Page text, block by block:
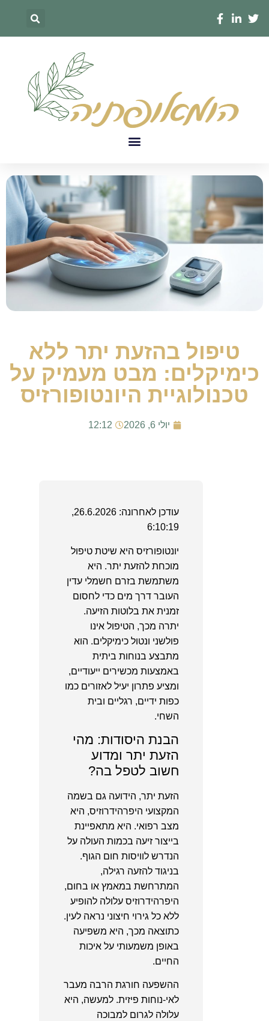
טיפול בהזעת יתר ללא
כימיקלים: מבט מעמיק על
טכנולוגיית היונטופורזיס
יולי 6, 2026 12:12
עודכן לאחרונה: 26.6.2026,
6:10:19
יונטופורזיס היא שיטת טיפול
מוכחת להזעת יתר. היא
משתמשת בזרם חשמלי עדין
העובר דרך מים כדי לחסום
זמנית את בלוטות הזיעה.
יתרה מכך, הטיפול אינו
פולשני ונטול כימיקלים. הוא
מתבצע בנוחות ביתית
באמצעות מכשירים ייעודיים,
ומציע פתרון יעיל לאזורים כמו
כפות ידיים, רגליים ובית
השחי.
הבנת היסודות: מהי
הזעת יתר ומדוע
חשוב לטפל בה?
הזעת יתר, הידועה גם בשמה
המקצועי היפרהידרוזיס, היא
מצב רפואי. היא מתאפיינת
בייצור זיעה בכמות העולה על
הנדרש לוויסות חום הגוף.
בניגוד להזעה רגילה,
המתרחשת במאמץ או בחום,
היפרהידרוזיס עלולה להופיע
ללא כל גירוי חיצוני נראה לעין.
כתוצאה מכך, היא משפיעה
באופן משמעותי על איכות
החיים.
ההשפעה חורגת הרבה מעבר
לאי-נוחות פיזית. למעשה, היא
עלולה לגרום למבוכה